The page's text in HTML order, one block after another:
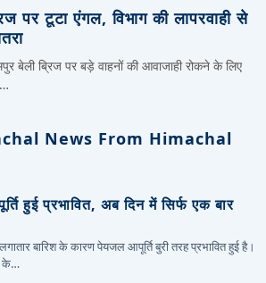
पर टूटा एंगल, विभाग की लापरवाही से
बेली ब्रिज पर बड़े वाहनों की आवाजाही रोकने के लिए
News From Himachal
हुई प्रभावित, अब दिन में सिर्फ एक बार
बारिश के कारण पेयजल आपूर्ति बुरी तरह प्रभावित हुई है।
के…